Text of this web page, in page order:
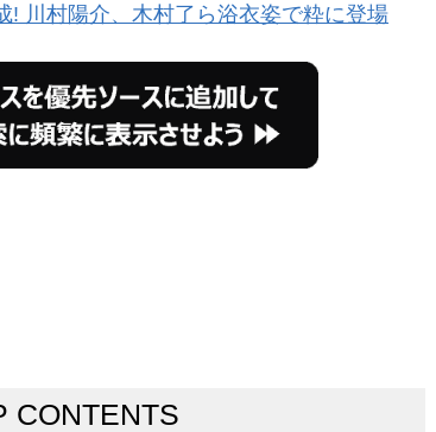
! 川村陽介、木村了ら浴衣姿で粋に登場
CONTENTS